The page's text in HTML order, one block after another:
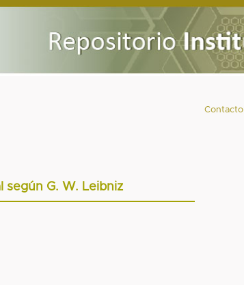
Contacto
según G. W. Leibniz